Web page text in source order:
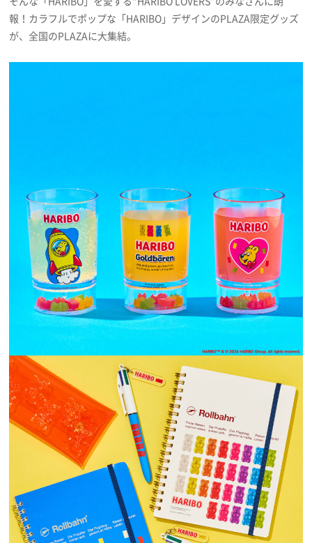
報！カラフルでポップな「HARIBO」デザインのPLAZA限定グッズ
が、全国のPLAZAに大集結。